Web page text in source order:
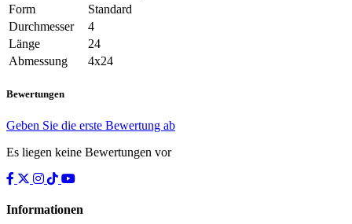
Form
Standard
Durchmesser
4
Länge
24
Abmessung
4x24
Bewertungen
Geben Sie die erste Bewertung ab
Es liegen keine Bewertungen vor
Informationen